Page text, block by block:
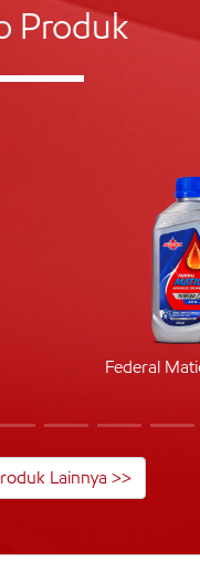
Produk
Federal
Lainnya >>